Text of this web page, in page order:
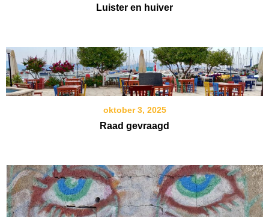
Luister en huiver
oktober 3, 2025
Raad gevraagd